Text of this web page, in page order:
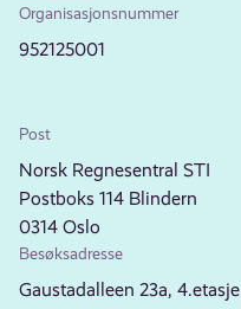
Organisasjonsnummer
952125001
Post
Norsk Regnesentral STI
Postboks 114 Blindern
0314 Oslo
Besøksadresse
Gaustadalleen 23a, 4.etasje